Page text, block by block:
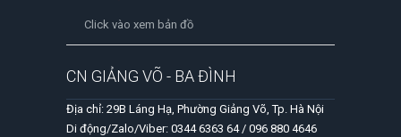
Click vào xem bản đồ
CN GIẢNG VÕ - BA ĐÌNH
Địa chỉ: 29B Láng Hạ, Phường Giảng Võ, Tp. Hà Nội
Di động/Zalo/Viber: 0344 6363 64 / 096 880 4646